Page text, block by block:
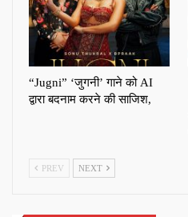
“Jugni” ‘जुगनी’ गाने को AI
द्वारा बदनाम करने की साजिश,
PREV NEXT